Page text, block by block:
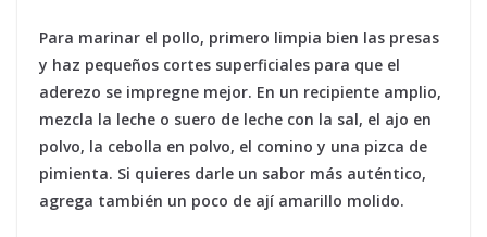
Para marinar el pollo, primero limpia bien las presas
y haz pequeños cortes superficiales para que el
aderezo se impregne mejor. En un recipiente amplio,
mezcla la leche o suero de leche con la sal, el ajo en
polvo, la cebolla en polvo, el comino y una pizca de
pimienta. Si quieres darle un sabor más auténtico,
agrega también un poco de ají amarillo molido.